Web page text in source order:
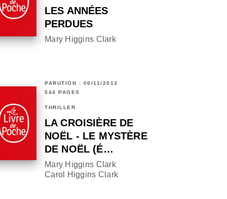
LES ANNÉES
PERDUES
Mary Higgins Clark
PARUTION : 06/11/2013
544 PAGES
THRILLER
LA CROISIÈRE DE
NOËL - LE MYSTÈRE
DE NOËL (É…
Mary Higgins Clark
Carol Higgins Clark